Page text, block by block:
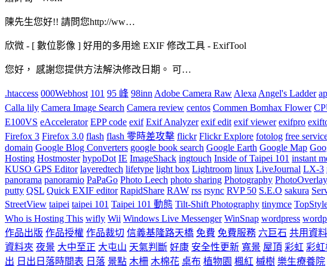
陳先生您好!! 請問您http://ww…
欣微 - [ 數位影像 ] 好用的多用途 EXIF 修改工具 - ExifTool
您好， 感謝您提供方法解決修改日期。 可…
.htaccess 000Webhost 101 95 峰 98inn Adobe Camera Raw Alexa Angel's Ladder
Calla lily Camera Image Search Camera review centos Commen Bomhax Flower
E100VS eAccelerator EPP code exif Exif Analyzer exif edit exif viewer exifpro
Firefox 3 Firefox 3.0 flash flash 零時差攻擊 flickr Flickr Explore fotolog free
domain Google Blog Converters google book search Google Earth Google Map
Hosting Hostmoster hypoDot IE ImageShack ingtouch Inside of Taipei 101 instant
KUSO GPS Editor layeredtech lifetype light box Lightroom linux LiveJournal LX-3
panorama panoramio PaPaGo Photo Leech photo sharing Photography PhotoOverlay
putty QSL Quick EXIF editor RapidShare RAW rss rsync RVP 50 S.E.O sakura
StreetView taipei taipei 101 Taipei 101 動態 Tilt-Shift Photography tinymce
Who is Hosting This wifly Wii Windows Live Messenger WinSnap wordpress
作品出版 作品授權 作品裁切 信義基隆路天橋 免費 免費服務 六巨石 共用資
資料夾 夜景 大中至正 大屯山 天氣判斷 好康 安全性更新 寬景 屋頂 彩虹 彩
出 日出日落時間表 日落 景點 木柵 木棉花 桌布 植物園 楓紅 槭樹 樂生療養院